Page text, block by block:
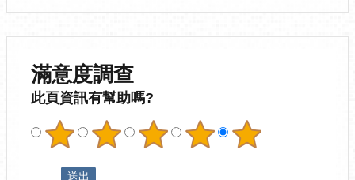
滿意度調查
此頁資訊有幫助嗎?